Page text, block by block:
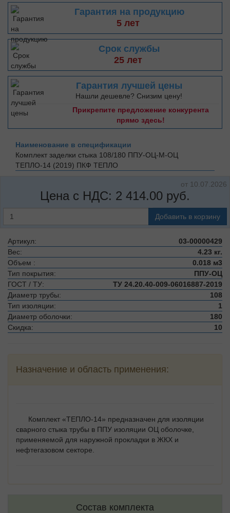
Гарантия на продукцию
5 лет
Срок службы
25 лет
Гарантия лучшей цены
Нашли дешевле? Снизим цену!
Прикрепите предложение конкурента
прямо здесь!
Наименование в спецификации
Комплект заделки стыка 108/180 ППУ-ОЦ-М-ОЦ
ТЕПЛО-14 (2019) ПКФ ТЕПЛО
от 10.07.2026
Цена с НДС: 2 414.00 руб.
Добавить в корзину
Артикул:
03-00000429
Вес:
4.23 кг.
Объем :
0.018 м3
Тип покрытия:
ППУ-ОЦ
ГОСТ / ТУ:
ТУ 24.20.40-009-06016887-2019
Диаметр трубы:
108
Тип изоляции:
1
Диаметр оболочки:
180
Скидка:
10
Назначение и область применения:
Комплект «ТЕПЛО-14» предназначен для изоляции
сварного стыка трубы в ППУ изоляции ОЦ оболочке,
применяемой для наружной прокладки в ЖКХ и
нефтегазовом секторе.
Состав комплекта